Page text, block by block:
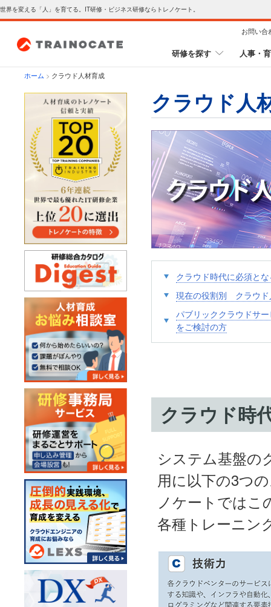
世界を変える「人」を育てる。IT研修・ビジネス研修ならトレノケート。
お問い合
研修を探す 人事・
ホーム > クラウド人材育成
クラウド人
クラウド時代に必須と
現在の役割別 クラウド
パブリッククラウドサ
をご検討の方
クラウド時
システム基盤の
用に以下の3つ
ノケートではこ
各種トレーニン